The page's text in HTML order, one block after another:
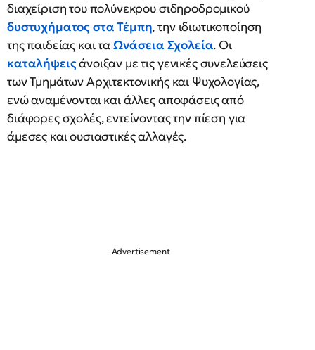
διαχείριση του πολύνεκρου σιδηροδρομικού
δυστυχήματος στα Τέμπη, την ιδιωτικοποίηση
της παιδείας και ταΩνάσεια Σχολεία. Οι
καταλήψειςάνοιξαν με τις γενικές συνελεύσεις
των Τμημάτων Αρχιτεκτονικής και Ψυχολογίας,
ενώ αναμένονται και άλλες αποφάσεις από
διάφορες σχολές, εντείνοντας την πίεση για
άμεσες και ουσιαστικές αλλαγές.